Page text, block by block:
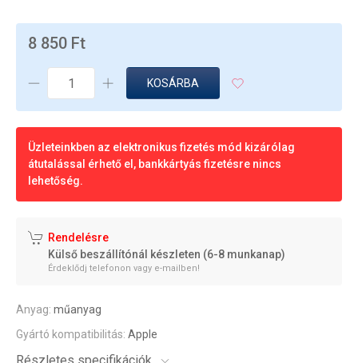
8 850 Ft
KOSÁRBA
Üzleteinkben az elektronikus fizetés mód kizárólag
átutalással érhető el, bankkártyás fizetésre nincs
lehetőség.
Rendelésre
Külső beszállítónál készleten (6-8 munkanap)
Érdeklődj telefonon vagy e-mailben!
Anyag: műanyag
Gyártó kompatibilitás: Apple